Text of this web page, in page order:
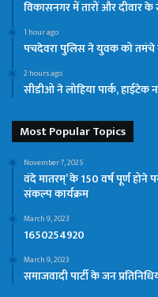
विकासनगर में तारों और दीवार
1 hour ago
पचदेवरा पुलिस ने युवक को तमंचे
2 hours ago
सीडीओ ने लोहिया पार्क, हाईटेक
Most Popular Topics
November 7, 2025
वंदे मातरम्’ के 150 वर्ष पूर्ण
संकल्प कार्यक्रम
March 9, 2023
1650254920
March 9, 2023
समाजवादी पार्टी के जन